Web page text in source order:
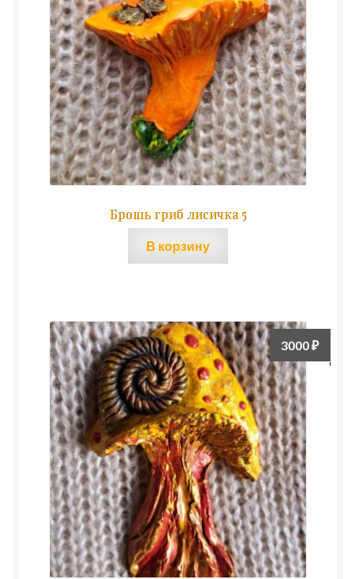
Брошь гриб лисичка 5
В корзину
3000₽